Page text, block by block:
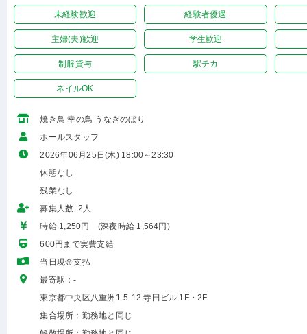
未経験歓迎 経験者優遇
主婦(夫)歓迎 学生歓迎
制服貸与 駅チカ
ネイルOK
焼き鳥 幸の鳥 うなぎのぼり
ホールスタッフ
2026年06月25日(木) 18:00～23:30
休憩なし
残業なし
募集人数 2人
時給 1,250円 (深夜時給 1,564円)
600円まで実費支給
当日現金支払
最寄駅：-
東京都中央区八重洲1-5-12 寺田ビル 1F・2F
集合場所：勤務地と同じ